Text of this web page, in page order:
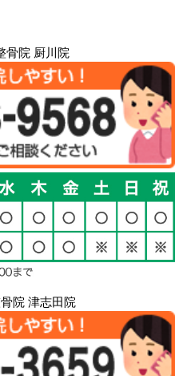
骨院 厨川院
院 津志田院